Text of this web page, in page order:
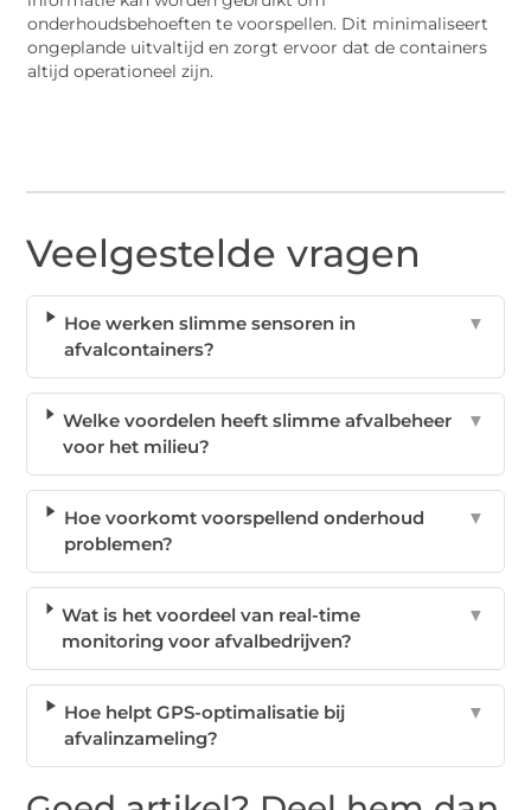
onderhoudsbehoeften te voorspellen. Dit minimaliseert
ongeplande uitvaltijd en zorgt ervoor dat de containers
altijd operationeel zijn.
Veelgestelde vragen
Hoe werken slimme sensoren in
afvalcontainers?
▼
Welke voordelen heeft slimme afvalbeheer
voor het milieu?
▼
Hoe voorkomt voorspellend onderhoud
problemen?
▼
Wat is het voordeel van real-time
monitoring voor afvalbedrijven?
▼
Hoe helpt GPS-optimalisatie bij
afvalinzameling?
▼